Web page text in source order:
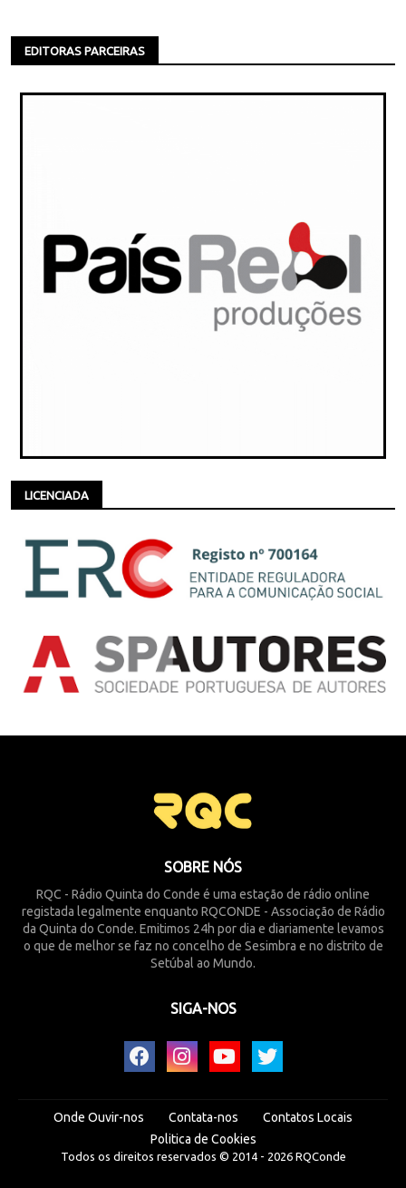
EDITORAS PARCEIRAS
LICENCIADA
SOBRE NÓS
RQC - Rádio Quinta do Conde é uma estação de rádio online
registada legalmente enquanto RQCONDE - Associação de Rádio
da Quinta do Conde. Emitimos 24h por dia e diariamente levamos
o que de melhor se faz no concelho de Sesimbra e no distrito de
Setúbal ao Mundo.
SIGA-NOS
Onde Ouvir-nos Contata-nos
Contatos Locais
Politica de Cookies
Todos os direitos reservados © 2014 - 2026RQConde